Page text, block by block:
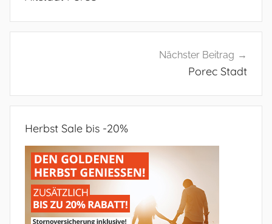
Nächster Beitrag
Porec Stadt
Herbst Sale bis -20%